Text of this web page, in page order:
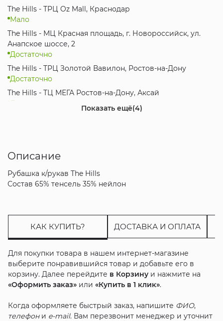
The Hills - ТРЦ Oz Mall, Краснодар
Мало
The Hills - МЦ Красная площадь, г. Новороссийск, ул.
Анапское шоссе, 2
Достаточно
The Hills - ТРЦ Золотой Вавилон, Ростов-на-Дону
Достаточно
The Hills - ТЦ МЕГА Ростов-на-Дону, Аксай
Достаточно
Достаточно
Достаточно
Показать ещё(4)
Описание
Рубашка к/рукав The Hills
Состав 65% тенсель 35% нейлон
КАК КУПИТЬ? ДОСТАВКА И ОПЛАТА
Для покупки товара в нашем интернет-магазине
выберите понравившийся товар и добавьте его в
корзину. Далее перейдите в Корзинуи нажмите на
«Оформить заказ»или «Купить в 1 клик».
Когда оформляете быстрый заказ, напишите ФИО,
телефони e-mail. Вам перезвонит менеджер и уточнит